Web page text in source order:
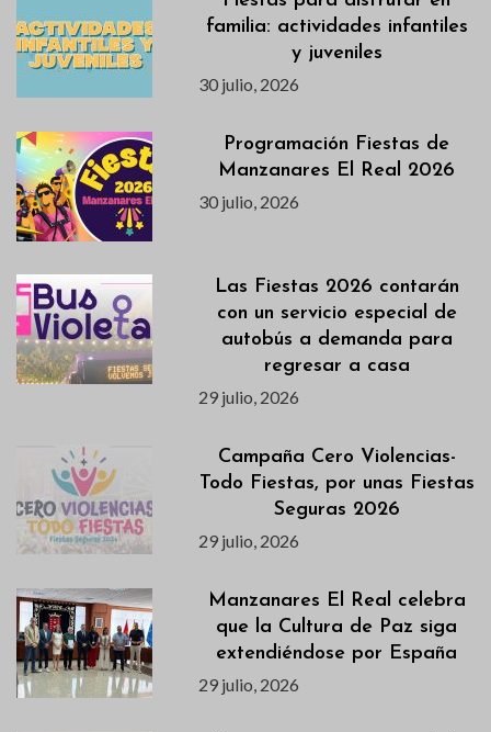
familia: actividades infantiles
y juveniles
30 julio, 2026
Programación Fiestas de
Manzanares El Real 2026
30 julio, 2026
Las Fiestas 2026 contarán
con un servicio especial de
autobús a demanda para
regresar a casa
29 julio, 2026
Campaña Cero Violencias-
Todo Fiestas, por unas Fiestas
Seguras 2026
29 julio, 2026
Manzanares El Real celebra
que la Cultura de Paz siga
extendiéndose por España
29 julio, 2026